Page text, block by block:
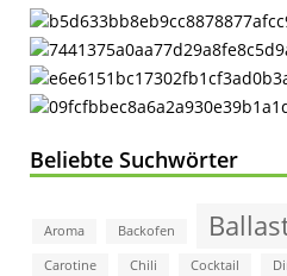
Beliebte Suchwörter
Aroma Backofen
Carotine Chili Cocktail